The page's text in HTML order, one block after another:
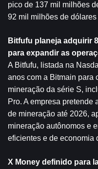
pico de 137 mil milhões
92 mil milhões de
Bitfufu planeja adquirir
para expandir as
A Bitfufu, listada na
anos com a Bitmain para
mineração da série S,
Pro. A empresa pretende
de mineração até 2026,
mineração autônomos e
eficientes e de economia
X Money definido para